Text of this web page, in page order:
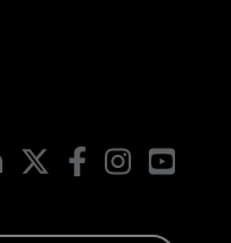
LinkedIn FacebookInstagram